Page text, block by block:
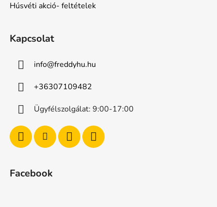
Húsvéti akció- feltételek
Kapcsolat
info@freddyhu.hu
+36307109482
Ügyfélszolgálat: 9:00-17:00
Facebook